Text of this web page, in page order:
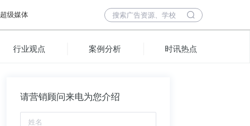
超级媒体
行业观点 案例分析 时讯热点
请营销顾问来电为您介绍